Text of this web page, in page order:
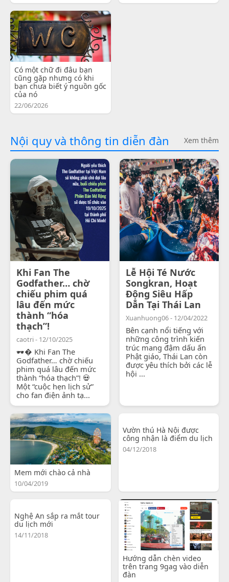
Có một chữ đi đâu bạn
cũng gặp nhưng có khi
bạn chưa biết ý nguồn gốc
của nó
22/06/2026
Nội quy và thông tin diễn đàn Xem thêm
Khi Fan The
Godfather… chờ
chiếu phim quá
lâu đến mức
thành “hóa
thạch”!
caotri - 12/10/2025
🕶� Khi Fan The
Godfather… chờ chiếu
phim quá lâu đến mức
thành “hóa thạch”! 💀
Một “cuộc hẹn lịch sử”
cho fan điện ảnh tạ...
Lễ Hội Té Nước
Songkran, Hoạt
Động Siêu Hấp
Dẫn Tại Thái Lan
Xuanhuong06 - 12/04/2022
Bên cạnh nổi tiếng với
những công trình kiến
trúc mang đậm dấu ấn
Phật giáo, Thái Lan còn
được yêu thích bởi các lễ
hội ...
Mem mới chào cả nhà
10/04/2019
Vườn thú Hà Nội được
công nhận là điểm du lịch
04/12/2018
Nghệ An sắp ra mắt tour
du lịch mới
14/11/2018
Hướng dẫn chèn video
trên trang 9gag vào diễn
đàn